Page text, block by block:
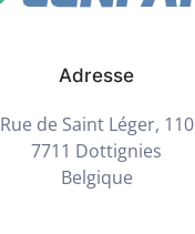
Adresse
Rue de Saint Léger, 110
7711 Dottignies
Belgique